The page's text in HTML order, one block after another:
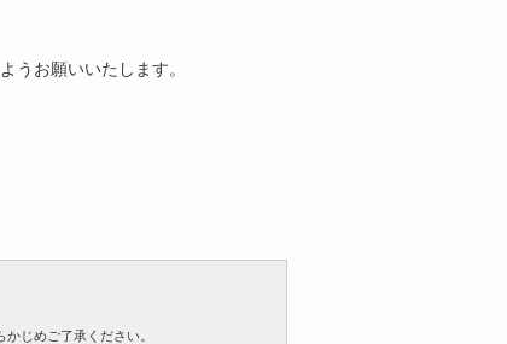
うお願いいたします。
じめご了承ください。